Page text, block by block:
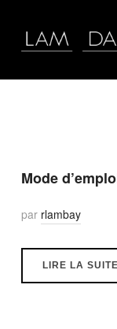
Mode
par rlambay
LIRE LA SUITE